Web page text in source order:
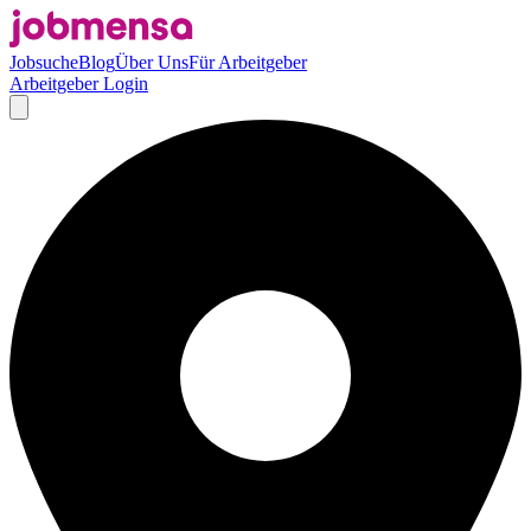
JobsucheBlogÜber UnsFür Arbeitgeber
Arbeitgeber Login